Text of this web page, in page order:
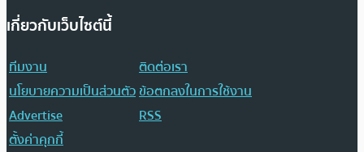
เกี่ยวกับเว็บไซต์นี้
ทีมงาน
ติดต่อเรา
นโยบายความเป็นส่วนตัวข้อตกลงในการใช้งาน
Advertise
RSS
ตั้งค่าคุกกี้